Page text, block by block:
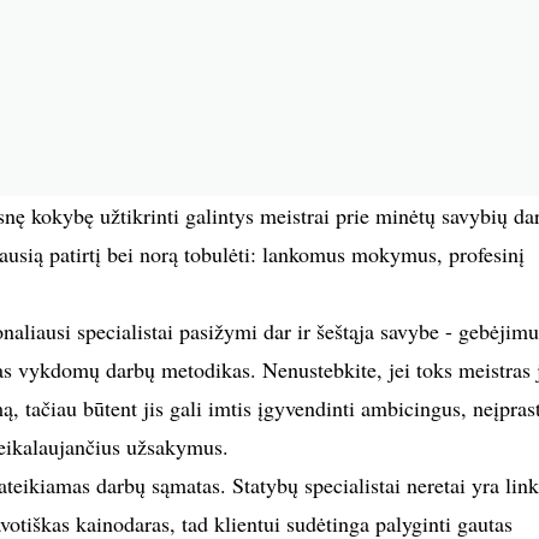
kokybę užtikrinti galintys meistrai prie minėtų savybių
patirtį bei norą tobulėti: lankomus mokymus, profesinį
specialistai pasižymi dar ir šeštąja savybe - gebėjimu
darbų metodikas. Nenustebkite, jei toks meistras
tačiau būtent jis gali imtis įgyvendinti ambicingus,
užsakymus.
darbų sąmatas. Statybų specialistai neretai yra
kainodaras, tad klientui sudėtinga palyginti gautas